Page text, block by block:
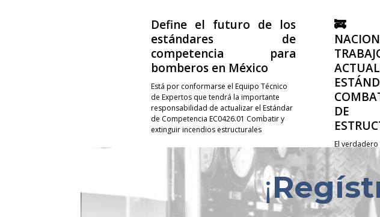
Define el futuro de los
estándares de
competencia para
bomberos en México
Está por conformarse el Equipo Técnico
de Expertos que tendrá la importante
responsabilidad de actualizar el Estándar
de Competencia EC0426.01 Combatir y
extinguir incendios estructurales
🚒
DE
El
construyen
logran
sumando
equipo. 🤝✨
¡